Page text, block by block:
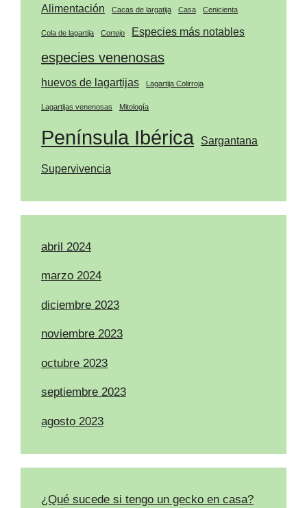
Alimentación Cacas de largatija Casa Cenicienta
Cola de lagartija Cortejo Especies más notables
especies venenosas
huevos de lagartijas Lagartija Colirroja
Lagartijas venenosas Mitología
Península Ibérica Sargantana
Supervivencia
abril 2024
marzo 2024
diciembre 2023
noviembre 2023
octubre 2023
septiembre 2023
agosto 2023
¿Qué sucede si tengo un gecko en casa?